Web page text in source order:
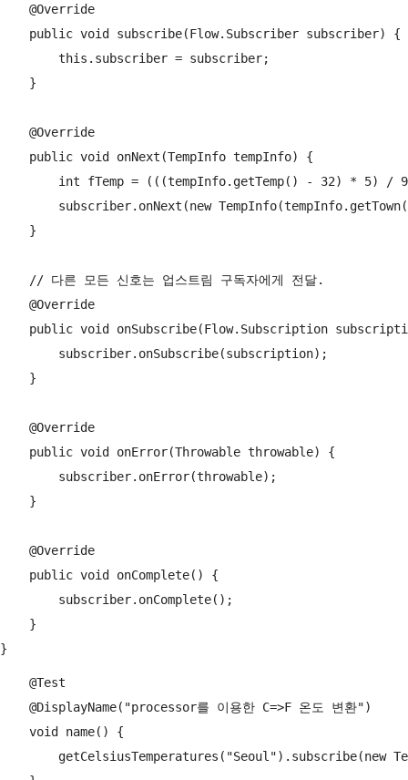
    @Override
    public void subscribe(Flow.Subscriber subscriber) {
        this.subscriber = subscriber;
    }
    @Override
    public void onNext(TempInfo tempInfo) {
int fTemp = (((tempInfo.getTemp() - 32) * 5) /
subscriber.onNext(new
    }
    // 다른 모든 신호는 업스트림 구독자에게 전달.
    @Override
public void onSubscribe(Flow.Subscription
        subscriber.onSubscribe(subscription);
    }
    @Override
    public void onError(Throwable throwable) {
        subscriber.onError(throwable);
    }
    @Override
    public void onComplete() {
        subscriber.onComplete();
    }
    @Test
    @DisplayName("processor를 이용한 C=>F 온도 변환")
    void name() {
getCelsiusTemperatures("Seoul").subscribe(new